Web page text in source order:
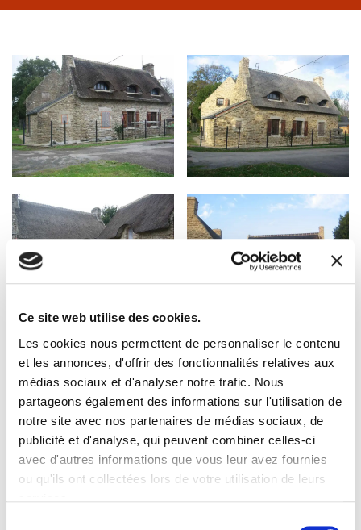
Ce site web utilise des cookies.
Les cookies nous permettent de personnaliser le contenu
et les annonces, d'offrir des fonctionnalités relatives aux
médias sociaux et d'analyser notre trafic. Nous
partageons également des informations sur l'utilisation de
notre site avec nos partenaires de médias sociaux, de
publicité et d'analyse, qui peuvent combiner celles-ci
avec d'autres informations que vous leur avez fournies
ou qu'ils ont collectées lors de votre utilisation de leurs